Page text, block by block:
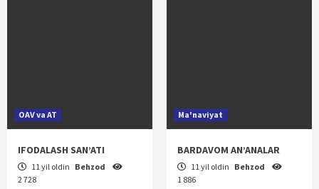
OAV va AT
IFODALASH SAN’ATI
11 yil oldin Behzod
2 728
Ma'naviyat
BARDAVOM AN’ANALAR
11 yil oldin Behzod
1 886